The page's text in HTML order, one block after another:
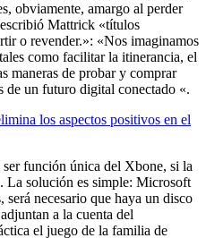
obviamente, amargo al perder
Mattrick «títulos
o revender.»: «Nos imaginamos
como facilitar la itinerancia, el
maneras de probar y comprar
de un futuro digital conectado «.
función única del Xbone, si la
La solución es simple: Microsoft
necesario que haya un disco
a la cuenta del
el juego de la familia de